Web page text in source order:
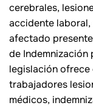
cerebrales,
accidente
afectado
de Indemnización
legislación ofrece
trabajadores
médicos,